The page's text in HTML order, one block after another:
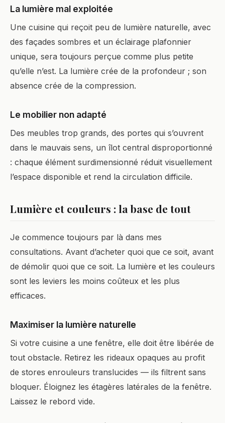
La lumière mal exploitée
Une cuisine qui reçoit peu de lumière naturelle, avec
des façades sombres et un éclairage plafonnier
unique, sera toujours perçue comme plus petite
qu’elle n’est. La lumière crée de la profondeur ; son
absence crée de la compression.
Le mobilier non adapté
Des meubles trop grands, des portes qui s’ouvrent
dans le mauvais sens, un îlot central disproportionné
: chaque élément surdimensionné réduit visuellement
l’espace disponible et rend la circulation difficile.
Lumière et couleurs : la base de tout
Je commence toujours par là dans mes
consultations. Avant d’acheter quoi que ce soit, avant
de démolir quoi que ce soit. La lumière et les couleurs
sont les leviers les moins coûteux et les plus
efficaces.
Maximiser la lumière naturelle
Si votre cuisine a une fenêtre, elle doit être libérée de
tout obstacle. Retirez les rideaux opaques au profit
de stores enrouleurs translucides — ils filtrent sans
bloquer. Éloignez les étagères latérales de la fenêtre.
Laissez le rebord vide.